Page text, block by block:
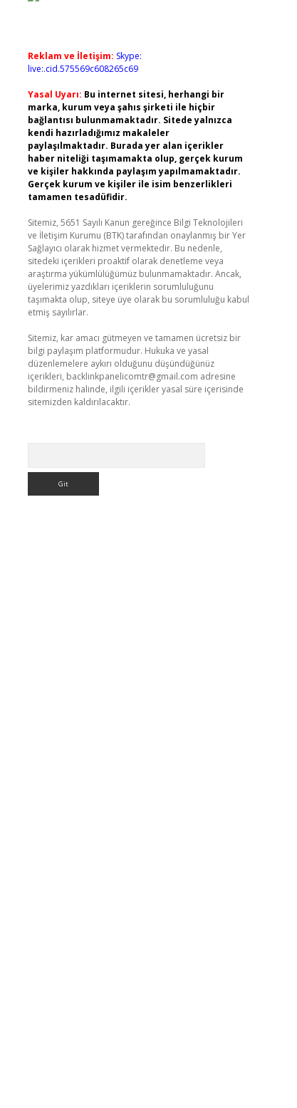
Reklam ve İletişim: Skype:
live:.cid.575569c608265c69
Yasal Uyarı: Bu internet sitesi, herhangi bir
marka, kurum veya şahıs şirketi ile hiçbir
bağlantısı bulunmamaktadır. Sitede yalnızca
kendi hazırladığımız makaleler
paylaşılmaktadır. Burada yer alan içerikler
haber niteliği taşımamakta olup, gerçek kurum
ve kişiler hakkında paylaşım yapılmamaktadır.
Gerçek kurum ve kişiler ile isim benzerlikleri
tamamen tesadüfidir.
Sitemiz, 5651 Sayılı Kanun gereğince Bilgi Teknolojileri
ve İletişim Kurumu (BTK) tarafından onaylanmış bir Yer
Sağlayıcı olarak hizmet vermektedir. Bu nedenle,
sitedeki içerikleri proaktif olarak denetleme veya
araştırma yükümlülüğümüz bulunmamaktadır. Ancak,
üyelerimiz yazdıkları içeriklerin sorumluluğunu
taşımakta olup, siteye üye olarak bu sorumluluğu kabul
etmiş sayılırlar.
Sitemiz, kar amacı gütmeyen ve tamamen ücretsiz bir
bilgi paylaşım platformudur. Hukuka ve yasal
düzenlemelere aykırı olduğunu düşündüğünüz
içerikleri, backlinkpanelicomtr@gmail.com adresine
bildirmeniz halinde, ilgili içerikler yasal süre içerisinde
sitemizden kaldırılacaktır.